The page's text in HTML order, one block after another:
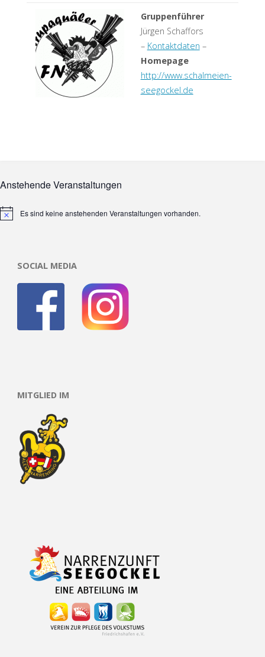
Gruppenführer
Jürgen Schaffors
– Kontaktdaten –
Homepage
http://www.schalmeien-
seegockel.de
Anstehende Veranstaltungen
HinweisEs sind keine anstehenden Veranstaltungen vorhanden.
SOCIAL MEDIA
MITGLIED IM